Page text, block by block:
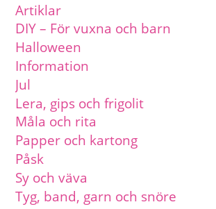
Artiklar
DIY – För vuxna och barn
Halloween
Information
Jul
Lera, gips och frigolit
Måla och rita
Papper och kartong
Påsk
Sy och väva
Tyg, band, garn och snöre